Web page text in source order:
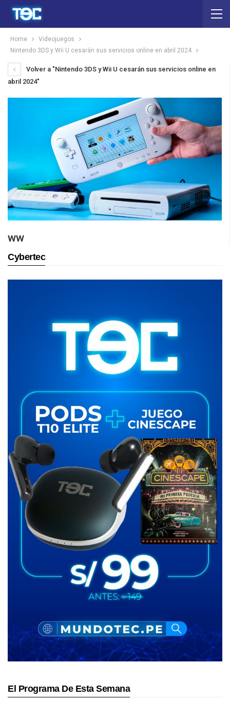
Home
Videojuegos
Nintendo 3DS y Wii U cesarán sus servicios online en abril 2024
Volver a "Nintendo 3DS y Wii U cesarán sus servicios online en
abril 2024"
ww
Cybertec
El Programa De Esta Semana